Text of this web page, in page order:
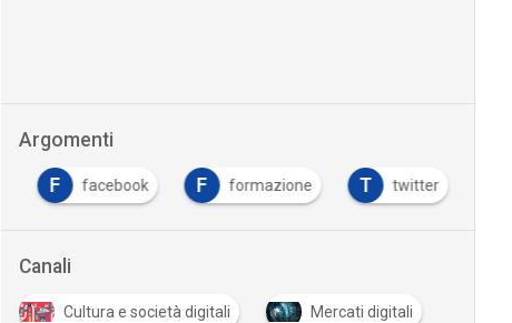
Argomenti
F facebook F formazione T twitter
Canali
Cultura e società digitali Mercati digitali